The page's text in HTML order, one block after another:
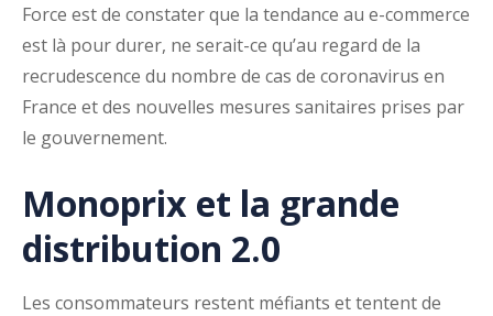
Force est de constater que la tendance au e-commerce
est là pour durer, ne serait-ce qu’au regard de la
recrudescence du nombre de cas de coronavirus en
France et des nouvelles mesures sanitaires prises par
le gouvernement.
Monoprix et la grande
distribution 2.0
Les consommateurs restent méfiants et tentent de